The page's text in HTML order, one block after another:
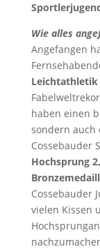
Wie alles
Angefangen
Leichtathletik
haben einen
sondern auch
Cossebauder
Hochsprung
Cossebauder
vielen Kissen